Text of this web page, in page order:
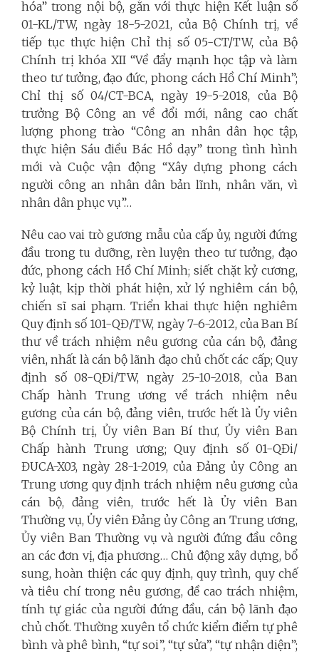
hóa” trong nội bộ, gắn với thực hiệnKết luận số
01-KL/TW, ngày 18-5-2021, của Bộ Chính trị, về
tiếp tục thực hiệnChỉ thị số 05-CT/TW, của Bộ
Chính trị khóa XII “Về đẩy mạnh học tập và làm
theo tư tưởng, đạo đức, phong cách Hồ Chí Minh”;
Chỉ thị số 04/CT-BCA, ngày 19-5-2018, của Bộ
trưởng Bộ Công an về đổi mới, nâng cao chất
lượng phong trào “Công an nhân dân học tập,
thực hiện Sáu điều Bác Hồ dạy” trong tình hình
mới và Cuộc vận động “Xây dựng phong cách
người công an nhân dân bản lĩnh, nhân văn, vì
nhân dân phục vụ”…
Nêu cao vai trò gương mẫu của cấp ủy, người đứng
đầu trong tu dưỡng, rèn luyện theo tư tưởng, đạo
đức, phong cách Hồ Chí Minh; siết chặt kỷ cương,
kỷ luật, kịp thời phát hiện, xử lý nghiêm cán bộ,
chiến sĩ sai phạm. Triển khai thực hiện nghiêm
Quy định số 101-QĐ/TW, ngày 7-6-2012, của Ban Bí
thư về trách nhiệm nêu gương của cán bộ, đảng
viên, nhất là cán bộ lãnh đạo chủ chốt các cấp; Quy
định số 08-QĐi/TW, ngày 25-10-2018, của Ban
Chấp hành Trung ương về trách nhiệm nêu
gương của cán bộ, đảng viên, trước hết là Ủy viên
Bộ Chính trị, Ủy viên Ban Bí thư, Ủy viên Ban
Chấp hành Trung ương; Quy định số 01-QĐi/
ĐUCA-X03, ngày 28-1-2019, của Đảng ủy Công an
Trung ương quy định trách nhiệm nêu gương của
cán bộ, đảng viên, trước hết là Ủy viên Ban
Thường vụ, Ủy viên Đảng ủy Công an Trung ương,
Ủy viên Ban Thường vụ và người đứng đầu công
an các đơn vị, địa phương… Chủ động xây dựng, bổ
sung, hoàn thiện các quy định, quy trình, quy chế
và tiêu chí trong nêu gương, đề cao trách nhiệm,
tính tự giác của người đứng đầu, cán bộ lãnh đạo
chủ chốt. Thường xuyên tổ chức kiểm điểm tự phê
bình và phê bình, “tự soi”, “tự sửa”, “tự nhận diện”;